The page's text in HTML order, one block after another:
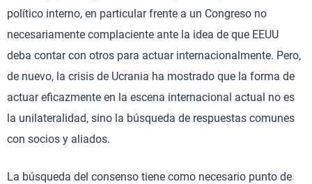
político interno, en particular frente a un Congreso no
necesariamente complaciente ante la idea de que EEUU
deba contar con otros para actuar internacionalmente. Pero,
de nuevo, la crisis de Ucrania ha mostrado que la forma de
actuar eficazmente en la escena internacional actual no es
la unilateralidad, sino la búsqueda de respuestas comunes
con socios y aliados.
La búsqueda del consenso tiene como necesario punto de